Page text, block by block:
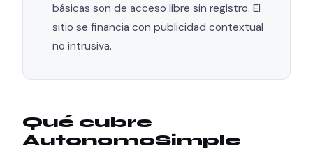
básicas son de acceso libre sin registro. El
sitio se financia con publicidad contextual
no intrusiva.
Qué cubre
AutonomoSimple